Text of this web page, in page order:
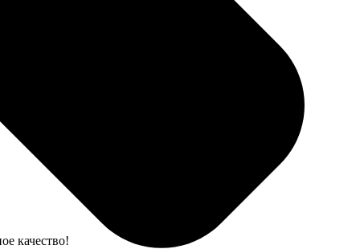
Всем рекомендую!
качество!